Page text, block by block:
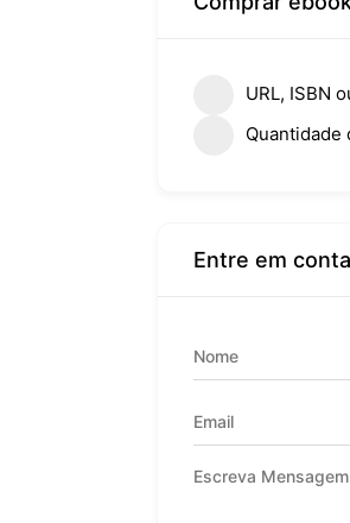
URL, ISBN
Quantidade
Entre em